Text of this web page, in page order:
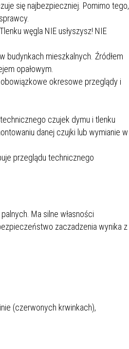
się najbezpieczniej. Pomimo tego,
węgla NIE usłyszysz! NIE
budynkach mieszkalnych. Źródłem
opałowym.
okresowe przeglądy i
czujek dymu i tlenku
danej czujki lub wymianie w
przeglądu technicznego
Ma silne własności
zaczadzenia wynika z
(czerwonych krwinkach),